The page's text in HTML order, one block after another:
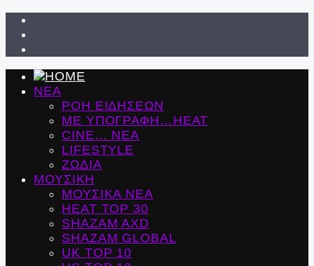
ΝΕΑ
ΡΟΗ ΕΙΔΗΣΕΩΝ
ΜΕ ΥΠΟΓΡΑΦΗ…HEAT
CINE… ΝΕΑ
LIFESTYLE
ΖΩΔΙΑ
ΜΟΥΣΙΚΗ
ΜΟΥΣΙΚΑ ΝΕΑ
HEAT TOP 30
SHAZAM AXD
SHAZAM GLOBAL
UK TOP 10